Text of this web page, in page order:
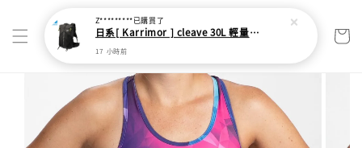
Z*********已購買了
日系[ Karrimor ] cleave 30L 輕量野跑健走包
17 小時前